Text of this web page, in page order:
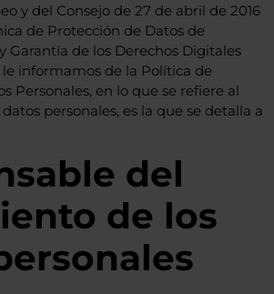
y del Consejo de 27 de abril de 2016
de Protección de Datos de
Garantía de los Derechos Digitales
le informamos de la Política de
Personales, en lo que se refiere al
personales, es la que se detalla a
del
de los